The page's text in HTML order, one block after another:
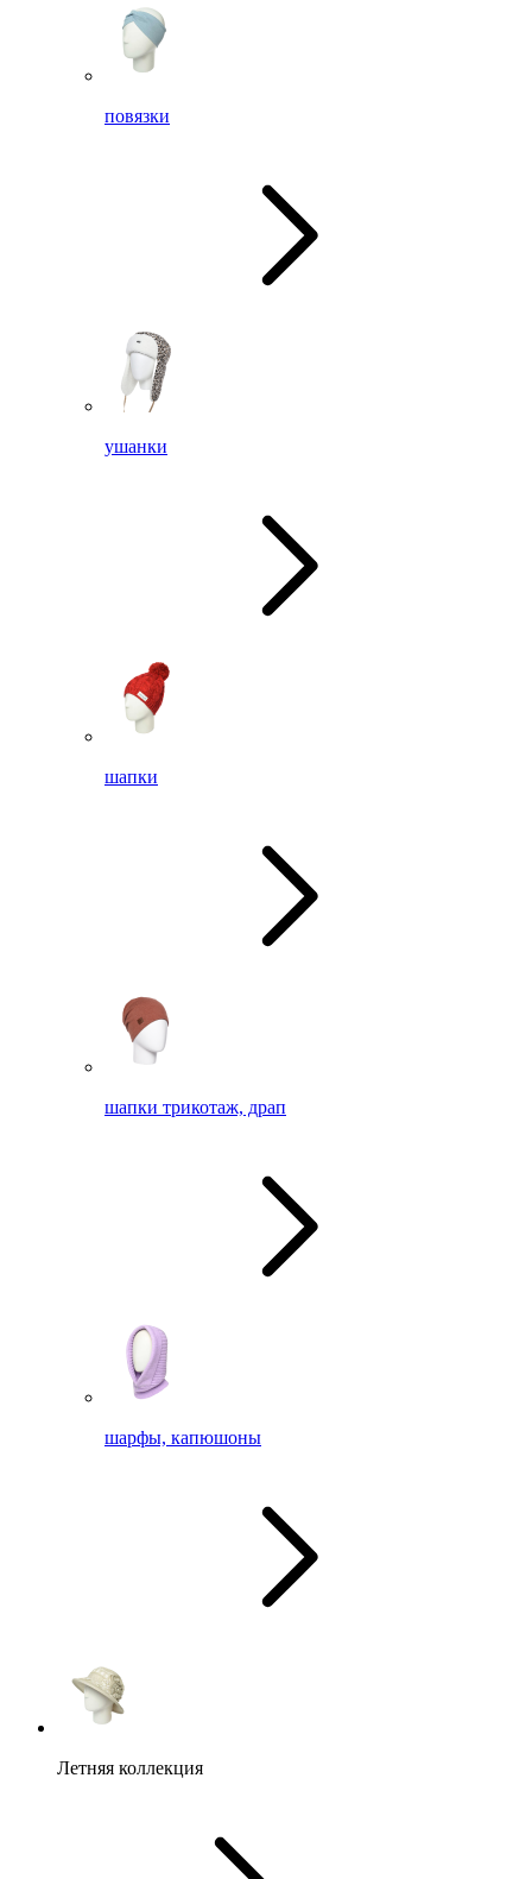
повязки
ушанки
шапки
шапки трикотаж, драп
шарфы, капюшоны
Летняя коллекция